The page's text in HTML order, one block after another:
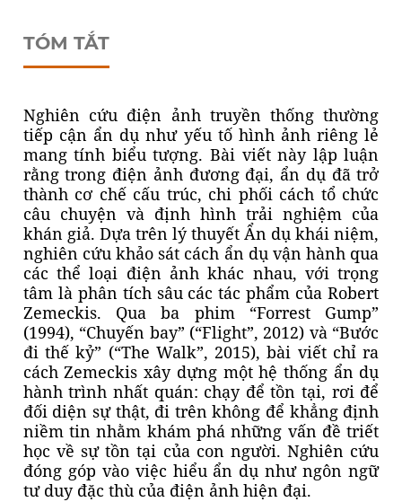
TÓM TẮT
Nghiên cứu điện ảnh truyền thống thường
tiếp cận ẩn dụ như yếu tố hình ảnh riêng lẻ
mang tính biểu tượng. Bài viết này lập luận
rằng trong điện ảnh đương đại, ẩn dụ đã trở
thành cơ chế cấu trúc, chi phối cách tổ chức
câu chuyện và định hình trải nghiệm của
khán giả. Dựa trên lý thuyết Ẩn dụ khái niệm,
nghiên cứu khảo sát cách ẩn dụ vận hành qua
các thể loại điện ảnh khác nhau, với trọng
tâm là phân tích sâu các tác phẩm của Robert
Zemeckis. Qua ba phim “Forrest Gump”
(1994), “Chuyến bay” (“Flight”, 2012) và “Bước
đi thế kỷ” (“The Walk”, 2015), bài viết chỉ ra
cách Zemeckis xây dựng một hệ thống ẩn dụ
hành trình nhất quán: chạy để tồn tại, rơi để
đối diện sự thật, đi trên không để khẳng định
niềm tin nhằm khám phá những vấn đề triết
học về sự tồn tại của con người. Nghiên cứu
đóng góp vào việc hiểu ẩn dụ như ngôn ngữ
tư duy đặc thù của điện ảnh hiện đại.